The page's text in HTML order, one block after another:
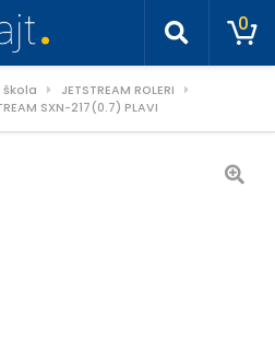
0
škola
JETSTREAM ROLERI
SXN-217(0.7) PLAVI